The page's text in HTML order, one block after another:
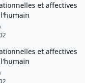
et affectives
et affectives